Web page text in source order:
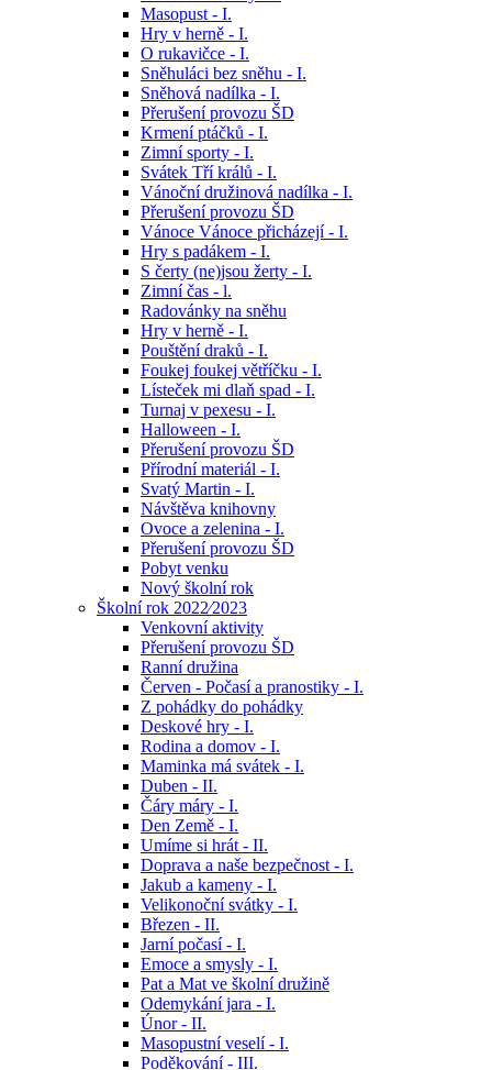
Masopust - I.
Hry v herně - I.
O rukavičce - I.
Sněhuláci bez sněhu - I.
Sněhová nadílka - I.
Přerušení provozu ŠD
Krmení ptáčků - I.
Zimní sporty - I.
Svátek Tří králů - I.
Vánoční družinová nadílka - I.
Přerušení provozu ŠD
Vánoce Vánoce přicházejí - I.
Hry s padákem - I.
S čerty (ne)jsou žerty - I.
Zimní čas - l.
Radovánky na sněhu
Hry v herně - I.
Pouštění draků - I.
Foukej foukej větříčku - I.
Lísteček mi dlaň spad - I.
Turnaj v pexesu - I.
Halloween - I.
Přerušení provozu ŠD
Přírodní materiál - I.
Svatý Martin - I.
Návštěva knihovny
Ovoce a zelenina - I.
Přerušení provozu ŠD
Pobyt venku
Nový školní rok
Školní rok 2022⁄2023
Venkovní aktivity
Přerušení provozu ŠD
Ranní družina
Červen - Počasí a pranostiky - I.
Z pohádky do pohádky
Deskové hry - I.
Rodina a domov - I.
Maminka má svátek - I.
Duben - II.
Čáry máry - I.
Den Země - I.
Umíme si hrát - II.
Doprava a naše bezpečnost - I.
Jakub a kameny - I.
Velikonoční svátky - I.
Březen - II.
Jarní počasí - I.
Emoce a smysly - I.
Pat a Mat ve školní družině
Odemykání jara - I.
Únor - II.
Masopustní veselí - I.
Poděkování - III.